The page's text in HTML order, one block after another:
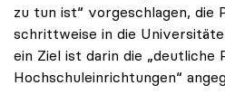
zu tun ist“ vorgeschlagen, die
schrittweise in die
ein Ziel ist darin die „deutliche
Hochschuleinrichtungen“